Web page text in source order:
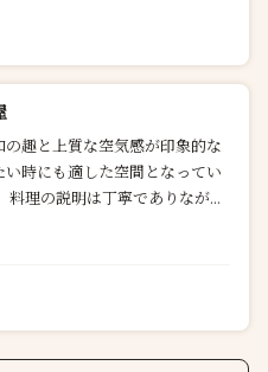
趣と上質な空気感が印象的な
時にも適した空間となってい
。料理の説明は丁寧でありなが...